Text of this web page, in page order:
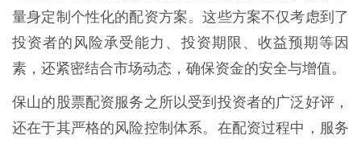
量身定制个性化的配资方案。这些方案不仅考虑到了
投资者的风险承受能力、投资期限、收益预期等因
素，还紧密结合市场动态，确保资金的安全与增值。
保山的股票配资服务之所以受到投资者的广泛好评，
还在于其严格的风险控制体系。在配资过程中，服务